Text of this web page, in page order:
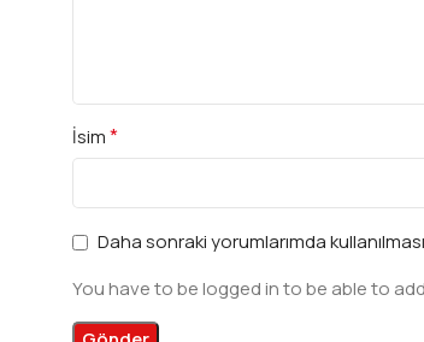
İsim*
Daha sonraki yorumlarımda
You have to be logged in to be able to